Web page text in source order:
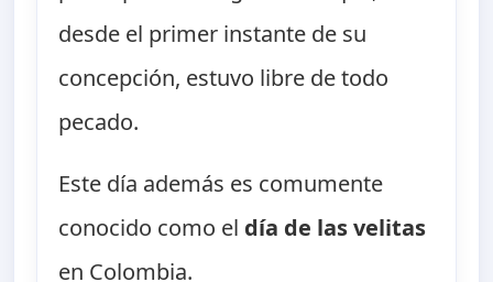
desde el primer instante de su
concepción, estuvo libre de todo
pecado.
Este día además es comumente
conocido como el día de las velitas
en Colombia.